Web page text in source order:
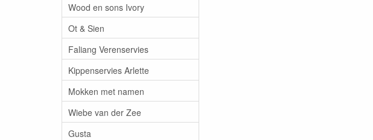
Wood en sons Ivory
Ot & Sien
Faliang Verenservies
Kippenservies Arlette
Mokken met namen
Wiebe van der Zee
Gusta